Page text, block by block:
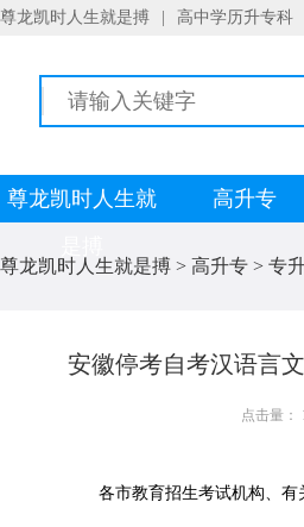
尊龙凯时人生就是搏 高中学历升专科
尊龙凯时人生就
高升专
尊龙凯时人生就是搏 > 高升专 > 专
安徽停考自考汉语言
点击量：
各市教育招生考试机构、有